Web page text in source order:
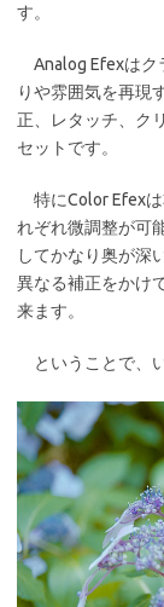
す。
Analog Efexはク
りや雰囲気を再現
正、レタッチ、ク
セットです。
特にColor Efexは
れぞれ微調整が可
してかなり奥が深
異なる補正をかけ
来ます。
ということで、